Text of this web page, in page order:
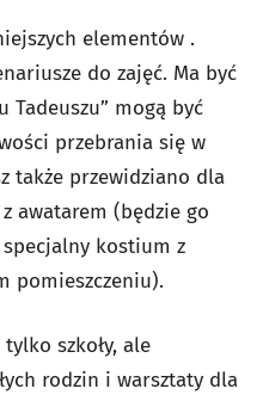
elementów .
do zajęć. Ma być
Tadeuszu” mogą być
przebrania się w
także przewidziano dla
awatarem (będzie go
kostium z
pomieszczeniu).
szkoły, ale
rodzin i warsztaty dla